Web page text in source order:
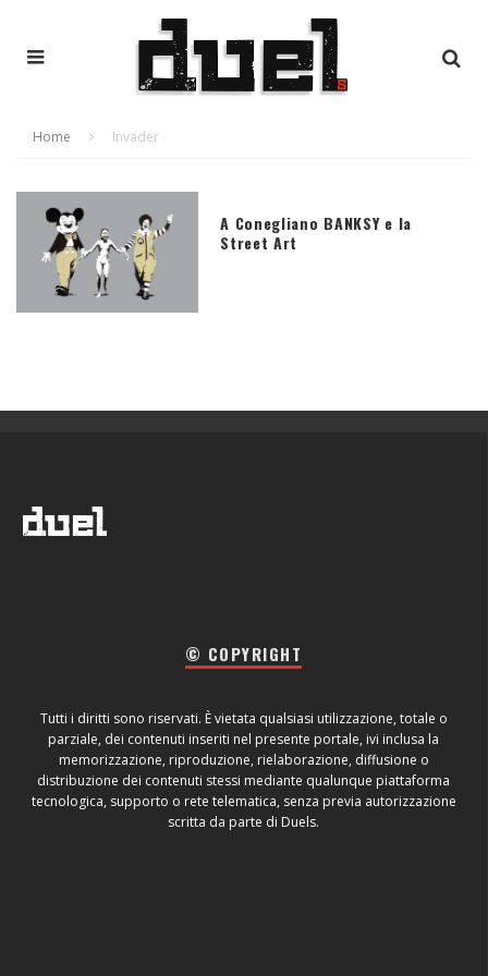
Home Invader
A Conegliano BANKSY e la
Street Art
© COPYRIGHT
Tutti i diritti sono riservati. È vietata qualsiasi utilizzazione, totale o
parziale, dei contenuti inseriti nel presente portale, ivi inclusa la
memorizzazione, riproduzione, rielaborazione, diffusione o
distribuzione dei contenuti stessi mediante qualunque piattaforma
tecnologica, supporto o rete telematica, senza previa autorizzazione
scritta da parte di Duels.